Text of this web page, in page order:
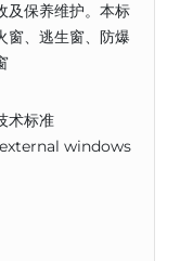
及保养维护。本标
窗、逃生窗、防爆
术标准
windows